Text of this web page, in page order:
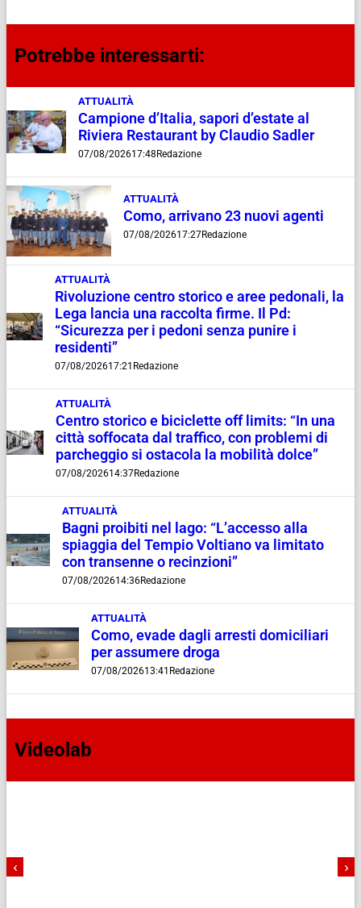
Potrebbe interessarti:
ATTUALITÀ
Campione d’Italia, sapori d’estate al
Riviera Restaurant by Claudio Sadler
07/08/202617:48 Redazione
ATTUALITÀ
Como, arrivano 23 nuovi agenti
07/08/202617:27Redazione
ATTUALITÀ
Rivoluzione centro storico e aree pedonali, la
Lega lancia una raccolta firme. Il Pd:
“Sicurezza per i pedoni senza punire i
residenti”
07/08/202617:21 Redazione
ATTUALITÀ
Centro storico e biciclette off limits: “In una
città soffocata dal traffico, con problemi di
parcheggio si ostacola la mobilità dolce”
07/08/202614:37Redazione
ATTUALITÀ
Bagni proibiti nel lago: “L’accesso alla
spiaggia del Tempio Voltiano va limitato
con transenne o recinzioni”
07/08/202614:36Redazione
ATTUALITÀ
Como, evade dagli arresti domiciliari
per assumere droga
07/08/202613:41 Redazione
Videolab
‹ ›